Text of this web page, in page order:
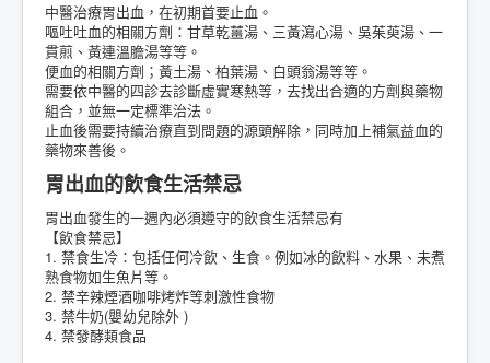
中醫治療胃出血，在初期首要止血。
嘔吐吐血的相關方劑：甘草乾薑湯、三黃瀉心湯、吳茱萸湯、一
貫煎、黃連溫膽湯等等。
便血的相關方劑；黃土湯、柏葉湯、白頭翁湯等等。
需要依中醫的四診去診斷虛實寒熱等，去找出合適的方劑與藥物
組合，並無一定標準治法。
止血後需要持續治療直到問題的源頭解除，同時加上補氣益血的
藥物來善後。
胃出血的飲食生活禁忌
胃出血發生的一週內必須遵守的飲食生活禁忌有
【飲食禁忌】
1. 禁食生冷：包括任何冷飲、生食。例如冰的飲料、水果、未煮
熟食物如生魚片等。
2. 禁辛辣煙酒咖啡烤炸等刺激性食物
3. 禁牛奶(嬰幼兒除外 )
4. 禁發酵類食品